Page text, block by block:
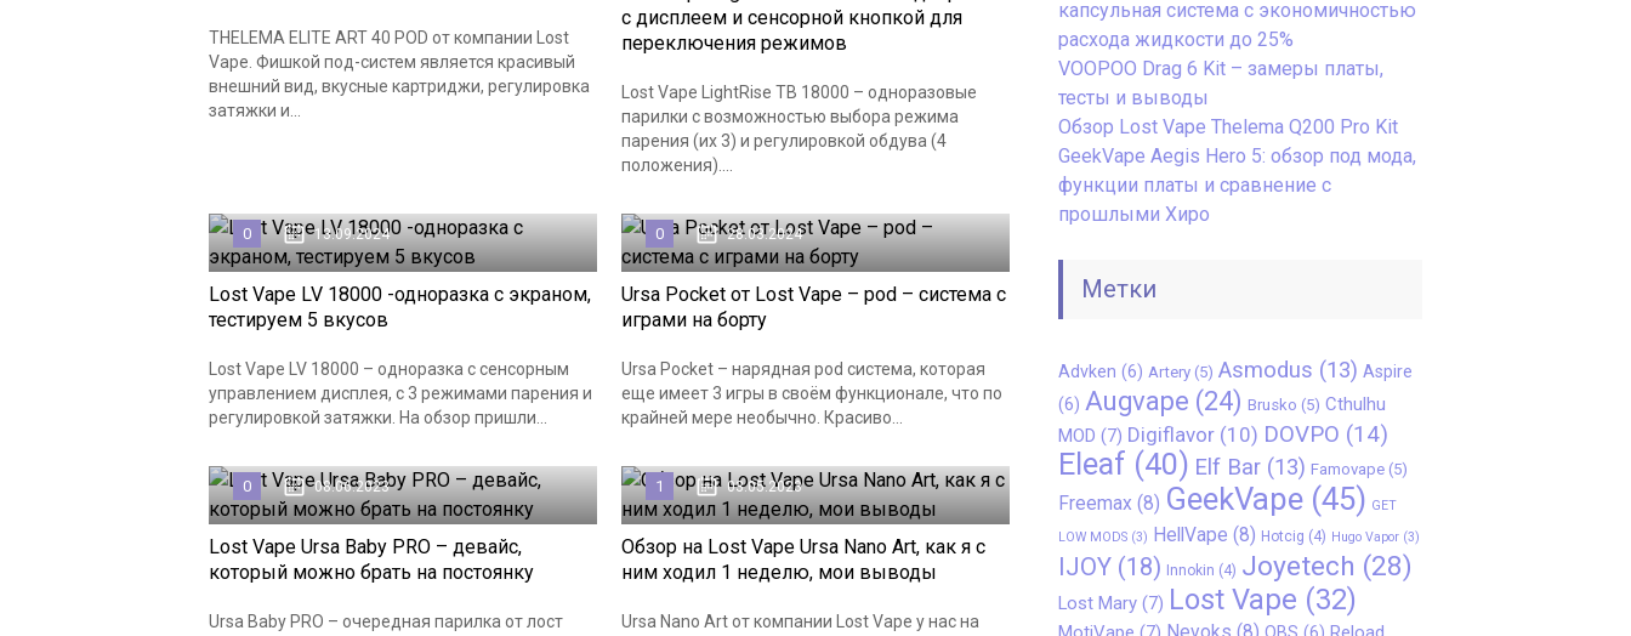
THELEMA ELITE ART 40 POD от компании Lost
Vape. Фишкой под-систем является красивый
внешний вид, вкусные картриджи, регулировка
затяжки и...
с дисплеем и сенсорной кнопкой для
переключения режимов
Lost Vape LightRise TB 18000 – одноразовые
парилки с возможностью выбора режима
парения (их 3) и регулировкой обдува (4
положения)....
0 13.09.2024
Lost Vape LV 18000 -одноразка с экраном,
тестируем 5 вкусов
Lost Vape LV 18000 – одноразка с сенсорным
управлением дисплея, с 3 режимами парения и
регулировкой затяжки. На обзор пришли...
0 28.03.2024
Ursa Pocket от Lost Vape – pod – система с
играми на борту
Ursa Pocket – нарядная pod система, которая
еще имеет 3 игры в своём функционале, что по
крайней мере необычно. Красиво...
0 08.06.2023
Lost Vape Ursa Baby PRO – девайс,
который можно брать на постоянку
Ursa Baby PRO – очередная парилка от лост
1 03.05.2023
Обзор на Lost Vape Ursa Nano Art, как я с
ним ходил 1 неделю, мои выводы
Ursa Nano Art от компании Lost Vape у нас на
капсульная система с экономичностью
расхода жидкости до 25%
VOOPOO Drag 6 Kit – замеры платы,
тесты и выводы
Обзор Lost Vape Thelema Q200 Pro Kit
GeekVape Aegis Hero 5: обзор под мода,
функции платы и сравнение с
прошлыми Хиро
Метки
Advken (6) Artery (5) Asmodus (13) Aspire
(6) Augvape (24) Brusko (5) Cthulhu
MOD (7) Digiflavor (10) DOVPO (14)
Eleaf (40) Elf Bar (13) Famovape (5)
Freemax (8) GeekVape (45) GET
LOW MODS (3) HellVape (8) Hotcig (4) Hugo Vapor (3)
IJOY (18) Innokin (4) Joyetech (28)
Lost Mary (7) Lost Vape (32)